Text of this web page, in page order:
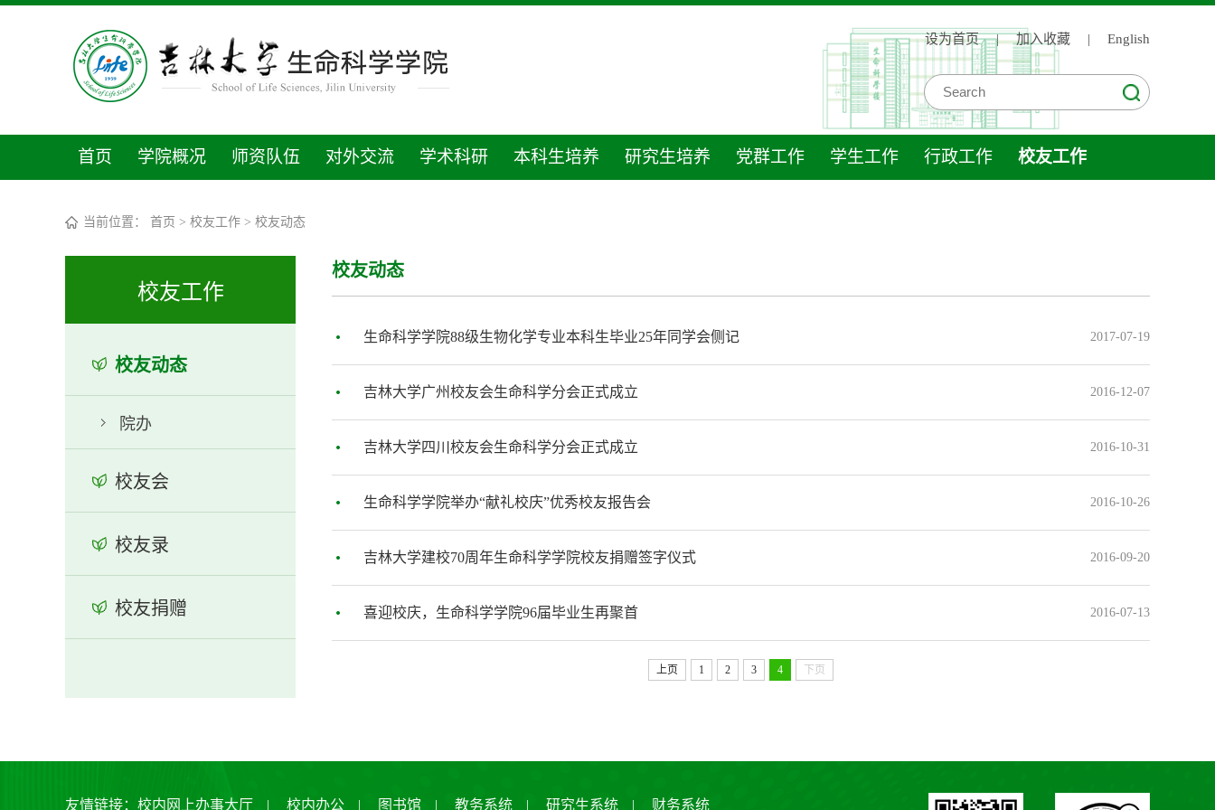
设为首页 | 加入收藏 | English
首页 学院概况 师资队伍 对外交流 学术科研 本科生培养 研究生培养 党群工作 学生工作 行政工作 校友工作
当前位置： 首页 > 校友工作 > 校友动态
校友工作
校友动态
院办
校友会
校友录
校友捐赠
校友动态
生命科学学院88级生物化学专业本科生毕业25年同学会侧记 2017-07-19
吉林大学广州校友会生命科学分会正式成立 2016-12-07
吉林大学四川校友会生命科学分会正式成立 2016-10-31
生命科学学院举办“献礼校庆”优秀校友报告会 2016-10-26
吉林大学建校70周年生命科学学院校友捐赠签字仪式 2016-09-20
喜迎校庆，生命科学学院96届毕业生再聚首 2016-07-13
上页 1 2 3 4 下页
友情链接： 校内网上办事大厅 | 校内办公 | 图书馆 | 教务系统 | 研究生系统 | 财务系统